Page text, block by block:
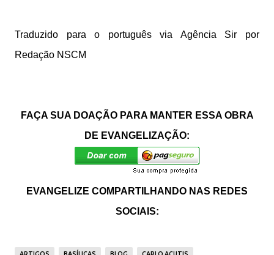
Traduzido para o português via Agência Sir por
Redação NSCM
FAÇA SUA DOAÇÃO PARA MANTER ESSA OBRA
DE EVANGELIZAÇÃO:
EVANGELIZE COMPARTILHANDO NAS REDES
SOCIAIS: